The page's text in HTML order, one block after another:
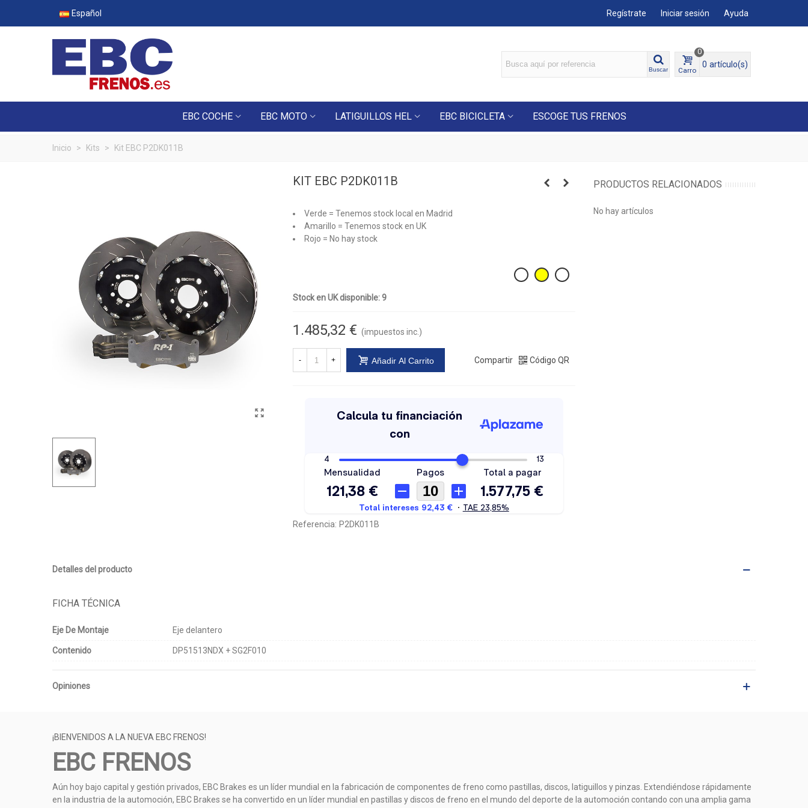
Español Regístrate Iniciar sesión Ayuda
Buscar Carro
0
0 artículo(s)
EBC COCHE EBC MOTO LATIGUILLOS HEL EBC BICICLETA ESCOGE TUS FRENOS
Inicio > Kits > Kit EBC P2DK011B
KIT EBC P2DK011B
Verde = Tenemos stock local en Madrid
Amarillo = Tenemos stock en UK
Rojo = No hay stock
Stock en UK disponible: 9
1.485,32 € (impuestos inc.)
- + Añadir Al Carrito Compartir Código QR
Referencia: P2DK011B
PRODUCTOS RELACIONADOS
No hay artículos
Detalles del producto
FICHA TÉCNICA
Eje De Montaje Eje delantero
Contenido DP51513NDX + SG2F010
Opiniones
¡BIENVENIDOS A LA NUEVA EBC FRENOS!
EBC FRENOS
Aún hoy bajo capital y gestión privados, EBC Brakes es un líder mundial en la fabricación de componentes de freno como pastillas, discos, latiguillos y pinzas. Extendiéndose rápidamente
en la industria de la automoción, EBC Brakes se ha convertido en un líder mundial en pastillas y discos de freno en el mundo del deporte de la automoción contando con una amplia gama